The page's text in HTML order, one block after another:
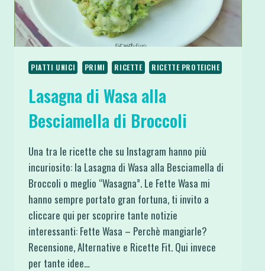
PIATTI UNICI PRIMI RICETTE RICETTE PROTEICHE
Lasagna di Wasa alla
Besciamella di Broccoli
Una tra le ricette che su Instagram hanno più
incuriosito: la Lasagna di Wasa alla Besciamella di
Broccoli o meglio “Wasagna”. Le Fette Wasa mi
hanno sempre portato gran fortuna, ti invito a
cliccare qui per scoprire tante notizie
interessanti: Fette Wasa – Perchè mangiarle?
Recensione, Alternative e Ricette Fit. Qui invece
per tante idee…